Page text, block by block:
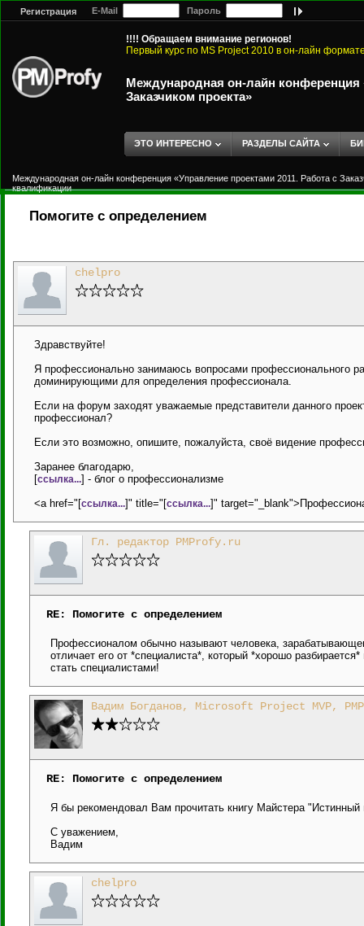
Регистрация E-Mail Пароль
!!!! Обращаем внимание регионов!
Первый курс по MS Project 2010 в он-лайн
Международная он-лайн конференция
Заказчиком проекта»
ЭТО ИНТЕРЕСНО РАЗДЕЛЫ САЙТА
Международная он-лайн конференция «Управление проектами 2011. Работа с
квалификации
Помогите с определением
chelpro
Здравствуйте!
Я профессионально занимаюсь вопросами профессионального
доминирующими для определения профессионала.
Если на форум заходят уважаемые представители данного
профессионал?
Если это возможно, опишите, пожалуйста, своё видение
Заранее благодарю,
[ссылка...] - блог о профессионализме
<a href="[ссылка...]" title="[ссылка...]"
Гл. редактор PMProfy.ru
RE: Помогите с определением
Профессионалом обычно называют человека,
отличает его от *специалиста*, который *хорошо
стать специалистами!
Вадим Богданов, Microsoft Project MVP,
RE: Помогите с определением
Я бы рекомендовал Вам прочитать книгу Майстера
С уважением,
Вадим
chelpro